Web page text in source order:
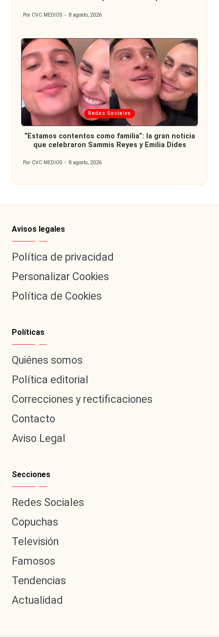
Por CVC MEDIOS 8 agosto, 2026
Publicada
en
Redes Sociales
“Estamos contentos como familia”: la gran noticia
que celebraron Sammis Reyes y Emilia Dides
Publicado
Por CVC MEDIOS 8 agosto, 2026
Avisos legales
Política de privacidad
Personalizar Cookies
Política de Cookies
Políticas
Quiénes somos
Política editorial
Correcciones y rectificaciones
Contacto
Aviso Legal
Secciones
Redes Sociales
Copuchas
Televisión
Famosos
Tendencias
Actualidad